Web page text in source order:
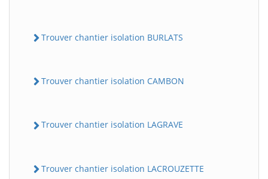
Trouver chantier isolation BURLATS
Trouver chantier isolation CAMBON
Trouver chantier isolation LAGRAVE
Trouver chantier isolation LACROUZETTE